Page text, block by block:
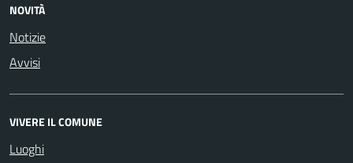
NOVITÀ
Notizie
Avvisi
VIVERE IL COMUNE
Luoghi